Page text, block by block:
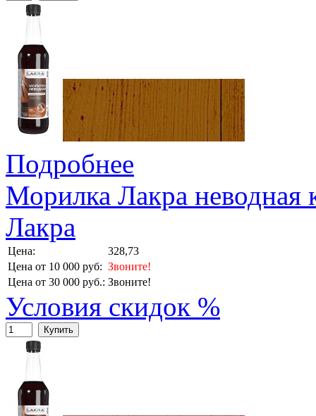
Подробнее
Морилка Лакра неводная
Лакра
Цена:
328,73
Цена от 10 000 руб: Звоните!
Цена от 30 000 руб.: Звоните!
Условия скидок %
Купить